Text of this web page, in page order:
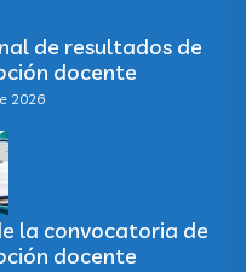
de resultados de
docente
2026
la convocatoria de
docente